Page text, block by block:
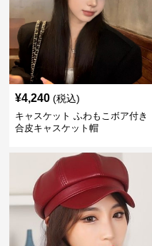
¥4,240 (税込)
キャスケット ふわもこボア付き
合皮キャスケット帽